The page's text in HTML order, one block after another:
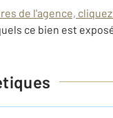
de l'agence,
ce bien est